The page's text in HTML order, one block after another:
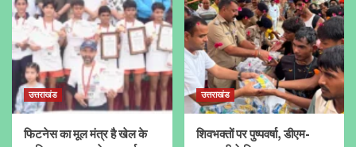
उत्तराखंड
फिटनेस का मूल मंत्र है खेल के
उत्तराखंड
शिवभक्तों पर पुष्पवर्षा, डीएम-